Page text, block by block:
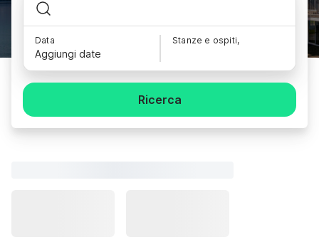
Data
Aggiungi date
Stanze e ospiti,
Ricerca